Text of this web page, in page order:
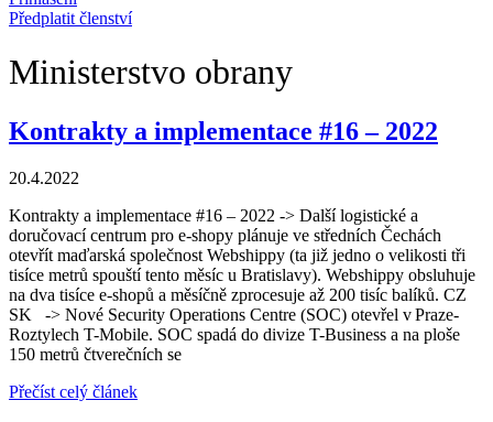
Předplatit členství
Ministerstvo obrany
Kontrakty a implementace #16 – 2022
20.4.2022
Kontrakty a implementace #16 – 2022 -> Další logistické a
doručovací centrum pro e-shopy plánuje ve středních Čechách
otevřít maďarská společnost Webshippy (ta již jedno o velikosti tři
tisíce metrů spouští tento měsíc u Bratislavy). Webshippy obsluhuje
na dva tisíce e-shopů a měsíčně zprocesuje až 200 tisíc balíků. CZ
SK -> Nové Security Operations Centre (SOC) otevřel v Praze-
Roztylech T-Mobile. SOC spadá do divize T-Business a na ploše
150 metrů čtverečních se
Přečíst celý článek